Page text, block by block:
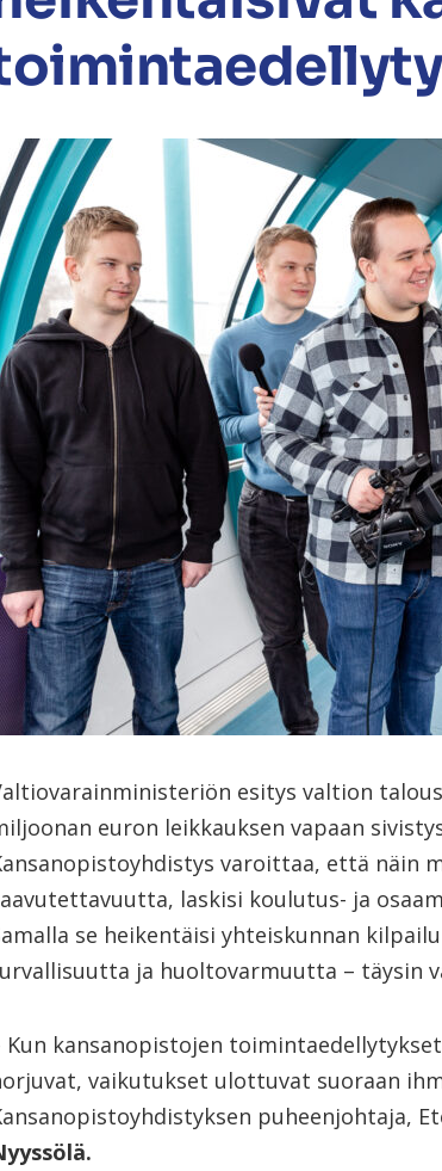
esitys valtion
euron leikkauksen vapaan
varoittaa, että näin
laskisi koulutus- ja
se heikentäisi yhteiskunnan
ja huoltovarmuutta – täysin
Kun kansanopistojen
vaikutukset ulottuvat suoraan
puheenjohtaja,